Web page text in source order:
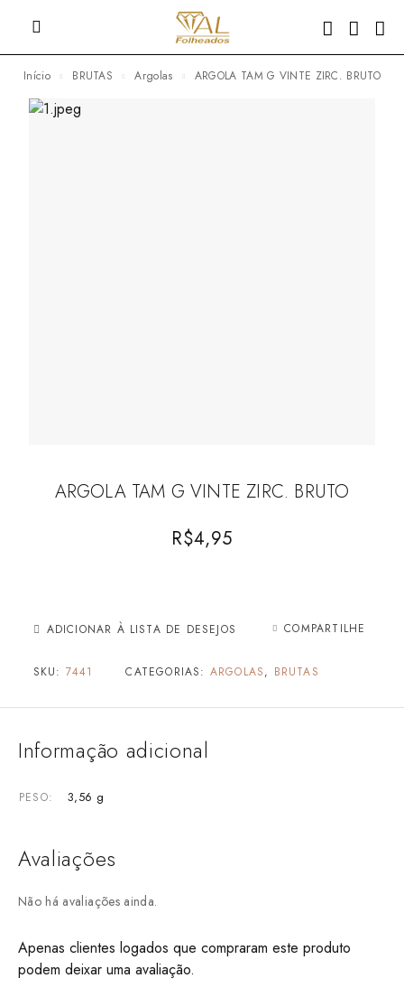
Início BRUTAS Argolas ARGOLA TAM G VINTE ZIRC. BRUTO
ARGOLA TAM G VINTE ZIRC. BRUTO
R$4,95
ADICIONAR À LISTA DE DESEJOS COMPARTILHE
SKU: 7441 CATEGORIAS: ARGOLAS, BRUTAS
Informação adicional
PESO 3,56 g
Avaliações
Não há avaliações ainda.
Apenas clientes logados que compraram este produto
podem deixar uma avaliação.